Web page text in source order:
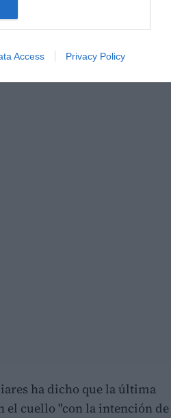
Access Privacy Policy
ha dicho que la última
el cuello "con la intención de